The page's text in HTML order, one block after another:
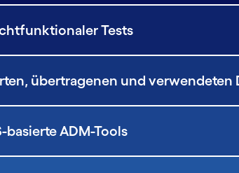
Tests
übertragenen und verwendeten
basierte ADM-Tools